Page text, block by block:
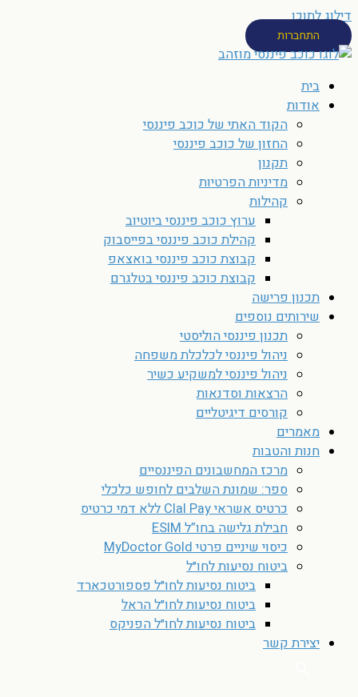
דילוג לתוכן
התחברות
בית
אודות
הקוד האתי של כוכב פיננסי
החזון של כוכב פיננסי
תקנון
מדיניות הפרטיות
קהילות
ערוץ כוכב פיננסי ביוטיוב
קהילת כוכב פיננסי בפייסבוק
קבוצת כוכב פיננסי בואצאפ
קבוצת כוכב פיננסי בטלגרם
תכנון פרישה
שירותים נוספים
תכנון פיננסי הוליסטי
ניהול פיננסי לכלכלת משפחה
ניהול פיננסי למשקיע כשיר
הרצאות וסדנאות
קורסים דיגיטליים
מאמרים
חנות והטבות
מרכז המחשבונים הפיננסיים
ספר: שמונת השלבים לחופש כלכלי
כרטיס אשראי Clal Pay ללא דמי כרטיס
חבילת גלישה בחו”ל ESIM
כיסוי שיניים פרטי MyDoctor Gold
ביטוח נסיעות לחו״ל
ביטוח נסיעות לחו״ל פספורטכארד
ביטוח נסיעות לחו״ל הראל
ביטוח נסיעות לחו״ל הפניקס
יצירת קשר